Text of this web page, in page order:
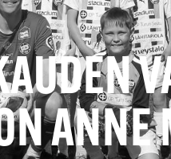
ANNE